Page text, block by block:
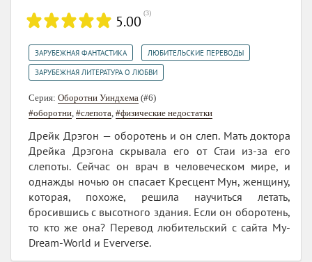
5.00 (3)
ЗАРУБЕЖНАЯ ФАНТАСТИКА ЛЮБИТЕЛЬСКИЕ ПЕРЕВОДЫ
ЗАРУБЕЖНАЯ ЛИТЕРАТУРА О ЛЮБВИ
Серия: Оборотни Уиндхема (#6)
#оборотни #слепота #физические недостатки
Дрейк Дрэгон — оборотень и он слеп. Мать доктора
Дрейка Дрэгона скрывала его от Стаи из-за его
слепоты. Сейчас он врач в человеческом мире, и
однажды ночью он спасает Кресцент Мун, женщину,
которая, похоже, решила научиться летать,
бросившись с высотного здания. Если он оборотень,
то кто же она? Перевод любительский с сайта My-
Dream-World и Eververse.